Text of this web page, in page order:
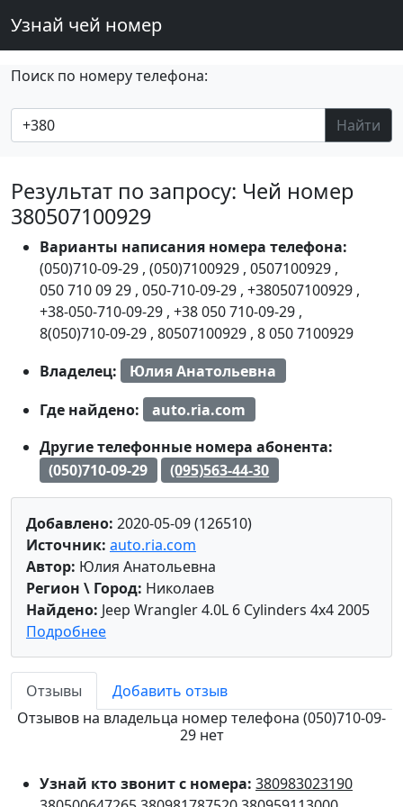
Узнай чей номер
Поиск по номеру телефона:
Найти
Результат по запросу: Чей номер
380507100929
Варианты написания номера телефона:
(050)710-09-29 , (050)7100929 , 0507100929 ,
050 710 09 29 , 050-710-09-29 , +380507100929 ,
+38-050-710-09-29 , +38 050 710-09-29 ,
8(050)710-09-29 , 80507100929 , 8 050 7100929
Владелец:
Юлия Анатольевна
Где найдено:
auto.ria.com
Другие телефонные номера абонента:
(050)710-09-29
(095)563-44-30
Добавлено: 2020-05-09 (126510)
Источник: auto.ria.com
Автор: Юлия Анатольевна
Регион \ Город: Николаев
Найдено: Jeep Wrangler 4.0L 6 Cylinders 4x4 2005
Подробнее
Отзывы
Добавить отзыв
Отзывов на владельца номер телефона (050)710-09-
29 нет
Узнай кто звонит с номера: 380983023190